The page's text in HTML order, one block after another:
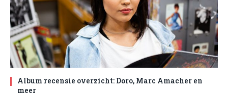
Album recensie overzicht: Doro, Marc Amacher en
meer